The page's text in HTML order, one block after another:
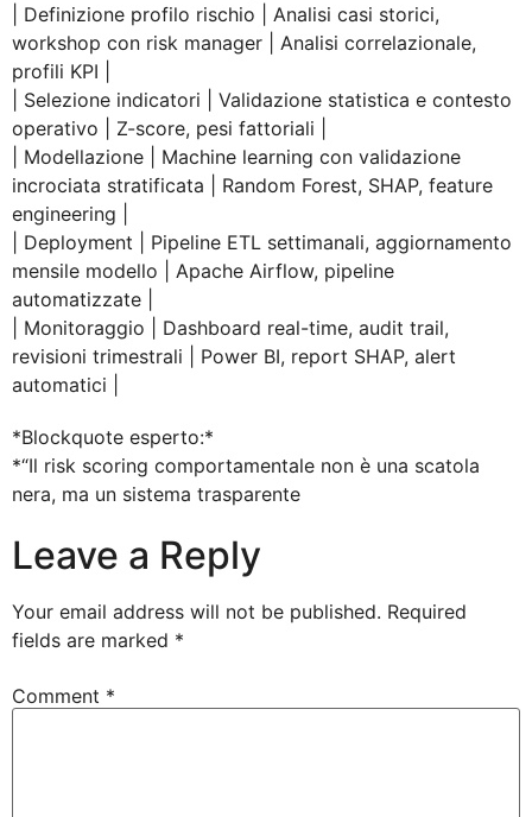
| Definizione profilo rischio | Analisi casi storici,
workshop con risk manager | Analisi correlazionale,
profili KPI |
| Selezione indicatori | Validazione statistica e contesto
operativo | Z-score, pesi fattoriali |
| Modellazione | Machine learning con validazione
incrociata stratificata | Random Forest, SHAP, feature
engineering |
| Deployment | Pipeline ETL settimanali, aggiornamento
mensile modello | Apache Airflow, pipeline
automatizzate |
| Monitoraggio | Dashboard real-time, audit trail,
revisioni trimestrali | Power BI, report SHAP, alert
automatici |
*Blockquote esperto:*
*“Il risk scoring comportamentale non è una scatola
nera, ma un sistema trasparente
Leave a Reply
Your email address will not be published. Required
fields are marked *
Comment *